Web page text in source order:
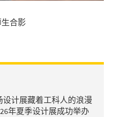
合影
计展藏着工科人的浪漫
年夏季设计展成功举办